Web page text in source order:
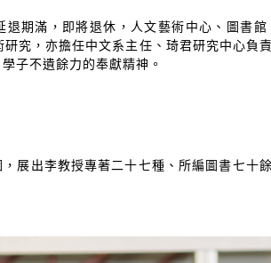
退期滿，即將退休，人文藝術中心、圖書
究，亦擔任中文系主任、琦君研究中心負
子不遺餘力的奉獻精神。
，展出李教授專著二十七種、所編圖書七十